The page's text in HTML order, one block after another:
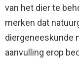
van het dier te
merken dat
diergeneeskunde
aanvulling erop